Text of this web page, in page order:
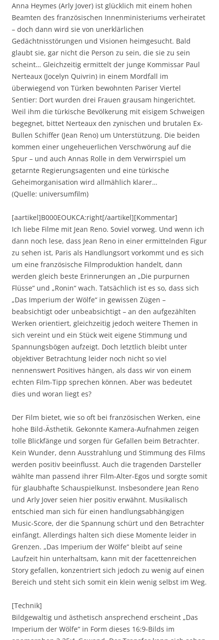
Anna Heymes (Arly Jover) ist glücklich mit einem hohen
Beamten des französischen Innenministeriums verheiratet
– doch dann wird sie von unerklärlichen
Gedächtnisstörungen und Visionen heimgesucht. Bald
glaubt sie, gar nicht die Person zu sein, die sie zu sein
scheint… Gleichzeitig ermittelt der junge Kommissar Paul
Nerteaux (Jocelyn Quivrin) in einem Mordfall im
überwiegend von Türken bewohnten Pariser Viertel
Sentier: Dort wurden drei Frauen grausam hingerichtet.
Weil ihm die türkische Bevölkerung mit eisigem Schweigen
begegnet, bittet Nerteaux den zynischen und brutalen Ex-
Bullen Schiffer (Jean Reno) um Unterstützung. Die beiden
kommen einer ungeheuerlichen Verschwörung auf die
Spur – und auch Annas Rolle in dem Verwirrspiel um
getarnte Regierungsagenten und eine türkische
Geheimorganisation wird allmählich klarer…
(Quelle: universumfilm)
[aartikel]B000EOUKCA:right[/aartikel][Kommentar]
Ich liebe Filme mit Jean Reno. Soviel vorweg. Und wenn ich
dann noch lese, dass Jean Reno in einer ermittelnden Figur
zu sehen ist, Paris als Handlungsort vorkommt und es sich
um eine französische Filmproduktion handelt, dann
werden gleich beste Erinnerungen an „Die purpurnen
Flüsse“ und „Ronin“ wach. Tatsächlich ist es so, dass sich
„Das Imperium der Wölfe“ in gewissen Zügen –
beabsichtigt oder unbeabsichtigt – an den aufgezählten
Werken orientiert, gleichzeitig jedoch weitere Themen in
sich vereint und ein Stück weit eigene Stimmung und
Spannungsbögen aufzeigt. Doch letztlich bleibt unter
objektiver Betrachtung leider noch nicht so viel
nennenswert Positives hängen, als dass wir von einem
echten Film-Tipp sprechen können. Aber was bedeutet
dies und woran liegt es?
Der Film bietet, wie so oft bei französischen Werken, eine
hohe Bild-Ästhetik. Gekonnte Kamera-Aufnahmen zeigen
tolle Blickfänge und sorgen für Gefallen beim Betrachter.
Kein Wunder, denn Ausstrahlung und Stimmung des Films
werden positiv beeinflusst. Auch die tragenden Darsteller
wählte man passend ihrer Film-Alter-Egos und sorgte somit
für glaubhafte Schauspielkunst. Insbesondere Jean Reno
und Arly Jover seien hier positiv erwähnt. Musikalisch
entschied man sich für einen handlungsabhängigen
Music-Score, der die Spannung schürt und den Betrachter
einfängt. Allerdings halten sich diese Momente leider in
Grenzen. „Das Imperium der Wölfe“ bleibt auf seine
Laufzeit hin unterhaltsam, kann mit der facettenreichen
Story gefallen, konzentriert sich jedoch zu wenig auf einen
Bereich und steht sich somit ein klein wenig selbst im Weg.
[Technik]
Bildgewaltig und ästhetisch ansprechend erscheint „Das
Imperium der Wölfe“ in Form dieses 16:9-Bilds im